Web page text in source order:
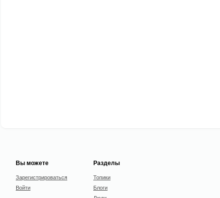
Вы можете
Зарегистрироваться
Войти
Разделы
Топики
Блоги